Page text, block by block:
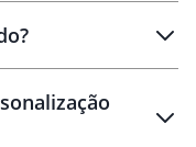
brinde